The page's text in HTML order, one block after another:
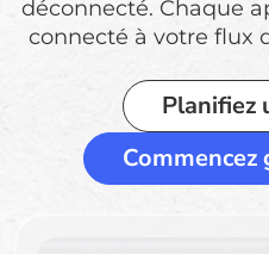
déconnecté. Chaque
connecté à votre flux
Planifiez